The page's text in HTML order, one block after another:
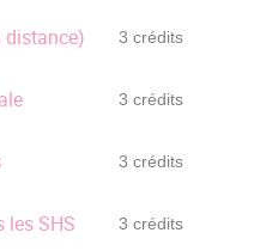
distance) 3 crédits
3 crédits
3 crédits
les SHS 3 crédits